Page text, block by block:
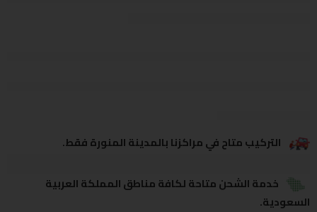
التركيب متاح في مراكزنا بالمدينة المنورة فقط.
خدمة الشحن متاحة لكافة مناطق المملكة العربية
السعودية.